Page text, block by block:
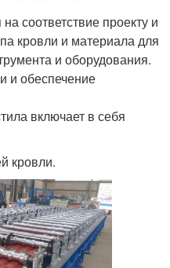
соответствие проекту и
кровли и материала для
и оборудования.
и обеспечение
включает в себя
кровли.